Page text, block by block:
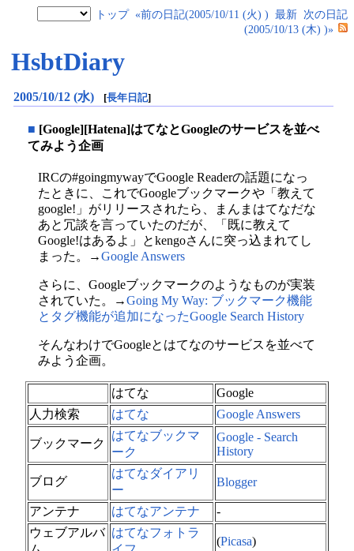
トップ «前の日記(2005/10/11 (火) ) 最新 次の日記
(2005/10/13 (木) )»
HsbtDiary
2005/10/12 (水) [長年日記]
■ [Google][Hatena]はてなとGoogleのサービスを並べ
てみよう企画
IRCの#goingmywayでGoogle Readerの話題になっ
たときに、これでGoogleブックマークや「教えて
google!」がリリースされたら、まんまはてなだな
あと冗談を言っていたのだが、「既に教えて
Google!はあるよ」とkengoさんに突っ込まれてし
まった。→Google Answers
さらに、Googleブックマークのようなものが実装
されていた。→Going My Way: ブックマーク機能
とタグ機能が追加になったGoogle Search History
そんなわけでGoogleとはてなのサービスを並べて
みよう企画。
はてな
Google
人力検索
はてな Google Answers
ブックマーク
はてなブックマ
ーク
Google - Search
History
ブログ
はてなダイアリ
ー
Blogger
アンテナ はてなアンテナ
-
ウェブアルバ はてなフォトラ
(Picasa)